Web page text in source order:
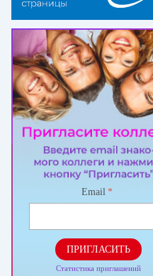
Email *
ПРИГЛАСИТЬ
Статистика приглашений